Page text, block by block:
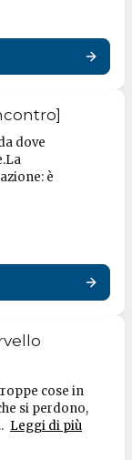
dove
è
cose in
si perdono,
Leggi di più